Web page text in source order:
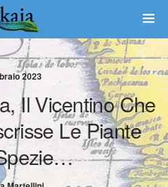
2023
Il Vicentino Che
Le Piante